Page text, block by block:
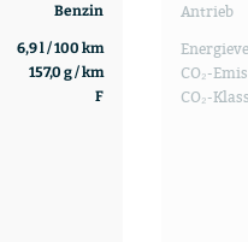
Benzin
6,9 l / 100 km
157,0 g / km
F
Antrieb
CO₂-
CO₂-